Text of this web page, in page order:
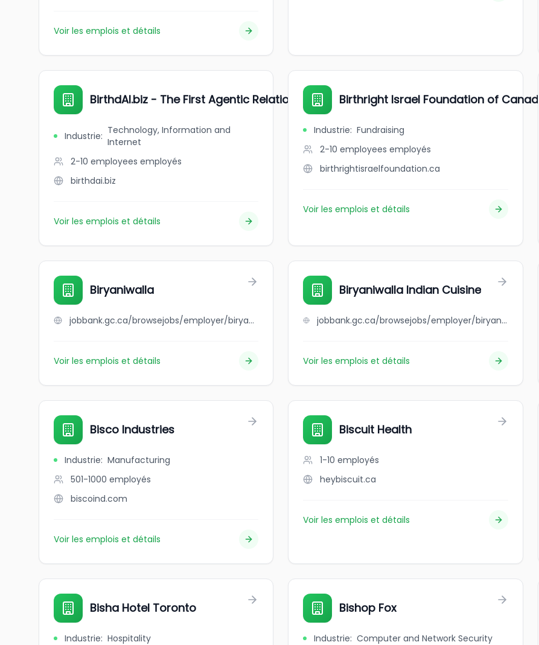
Voir les emplois et détails
BirthdAI.biz - The First Agentic Relationship Layer
Industrie: Technology, Information and
Internet
2-10 employees employés
birthdai.biz
Voir les emplois et détails
Birthright Israel Foundation of Canada
Industrie: Fundraising
2-10 employees employés
birthrightisraelfoundation.ca
Voir les emplois et détails
Biryaniwalla
jobbank.gc.ca/browsejobs/employer/biryaniwalla/ca
Voir les emplois et détails
Biryaniwalla Indian Cuisine
jobbank.gc.ca/browsejobs/employer/biryaniwalla+indian+cuisine/ca
Voir les emplois et détails
Bisco Industries
Industrie: Manufacturing
501-1000 employés
biscoind.com
Voir les emplois et détails
Biscuit Health
1-10 employés
heybiscuit.ca
Voir les emplois et détails
Bisha Hotel Toronto
Industrie: Hospitality
Bishop Fox
Industrie: Computer and Network Security